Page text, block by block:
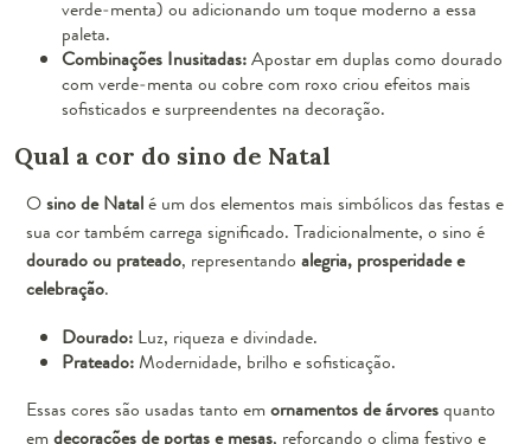
verde-menta) ou adicionando um toque moderno a essa
paleta.
Combinações Inusitadas:Apostar em duplas como dourado
com verde-menta ou cobre com roxo criou efeitos mais
sofisticados e surpreendentes na decoração.
Qual a cor do sino de Natal
Osino de Natalé um dos elementos mais simbólicos das festas e
sua cor também carrega significado. Tradicionalmente, o sino é
dourado ou prateado, representando alegria, prosperidade e
celebração.
Dourado: Luz, riqueza e divindade.
Prateado:Modernidade, brilho e sofisticação.
Essas cores são usadas tanto emornamentos de árvoresquanto
emdecorações de portas e mesas, reforçando o clima festivo e